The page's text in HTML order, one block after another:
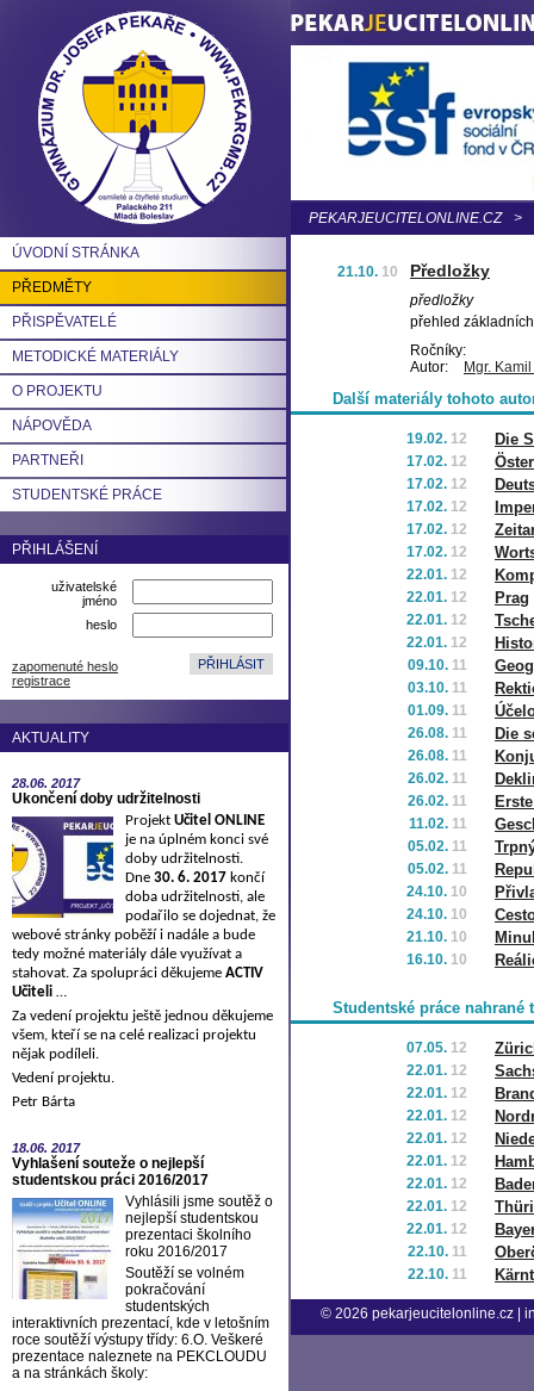
ÚVODNÍ STRÁNKA
PŘEDMĚTY
PŘISPĚVATELÉ
METODICKÉ MATERIÁLY
O PROJEKTU
NÁPOVĚDA
PARTNEŘI
STUDENTSKÉ PRÁCE
PŘIHLÁŠENÍ
uživatelské
jméno
heslo
zapomenuté heslo
registrace
AKTUALITY
28.06. 2017
Ukončení doby udržitelnosti
Projekt Učitel ONLINE
je na úplném konci své
doby udržitelnosti.
Dne 30. 6. 2017 končí
doba udržitelnosti, ale
podařilo se dojednat, že
webové stránky poběží i nadále a bude
tedy možné materiály dále využívat a
stahovat. Za spolupráci děkujeme ACTIV
Učiteli …
Za vedení projektu ještě jednou děkujeme
všem, kteří se na celé realizaci projektu
nějak podíleli.
Vedení projektu.
Petr Bárta
18.06. 2017
Vyhlašení souteže o nejlepší
studentskou práci 2016/2017
Vyhlásili jsme soutěž o
nejlepší studentskou
prezentaci školního
roku 2016/2017
Soutěží se volném
pokračování
studentských
interaktivních prezentací, kde v letošním
roce soutěží výstupy třídy: 6.O. Veškeré
prezentace naleznete na PEKCLOUDU
a na stránkách školy:
PEKARJEUCITELONLINE.CZ >
21.10. 10 Předložky
předložky
přehled
Ročníky:
Autor:
Mgr.
Další materiály tohoto
19.02. 12 Die
17.02. 12
17.02. 12
17.02. 12
17.02. 12
17.02. 12
22.01. 12
22.01. 12 Prag
22.01. 12
22.01. 12
09.10. 11
03.10. 11
01.09. 11
26.08. 11 Die
26.08. 11
26.02. 11
26.02. 11
11.02. 11
05.02. 11
05.02. 11
24.10. 10
24.10. 10
21.10. 10
16.10. 10
Studentské práce nahrané
07.05. 12
22.01. 12
22.01. 12
22.01. 12
22.01. 12
22.01. 12
22.01. 12
22.01. 12
22.01. 12
22.10. 11
22.10. 11
© 2026 pekarjeucitelonline.cz